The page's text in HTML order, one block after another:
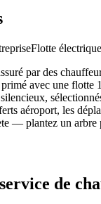
Flotte
par des
avec une flotte
aéroport, les
— plantez un arbre
de